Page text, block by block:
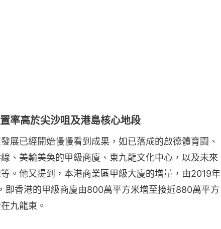
率高於尖沙咀及港島核心地段
展已經開始慢慢看到成果，如已落成的啟德體育園、
、美輪美奐的甲級商廈、東九龍文化中心，以及未來
。他又提到，本港商業區甲級大廈的增量，由2019年
即香港的甲級商廈由800萬平方米增至接近880萬平方
九龍東。